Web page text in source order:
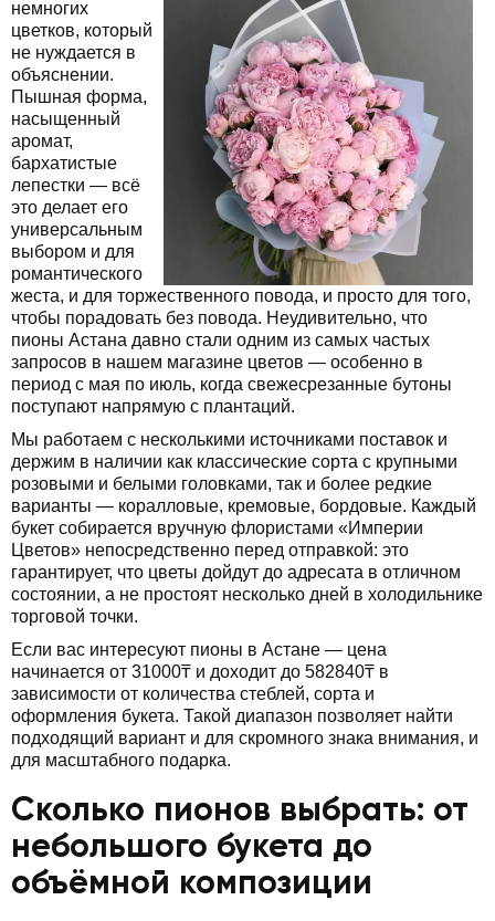
немногих
цветков, который
не нуждается в
объяснении.
Пышная форма,
насыщенный
аромат,
бархатистые
лепестки — всё
это делает его
универсальным
выбором и для
романтического
жеста, и для торжественного повода, и просто для того,
чтобы порадовать без повода. Неудивительно, что
пионы Астана давно стали одним из самых частых
запросов в нашем магазине цветов — особенно в
период с мая по июль, когда свежесрезанные бутоны
поступают напрямую с плантаций.
Мы работаем с несколькими источниками поставок и
держим в наличии как классические сорта с крупными
розовыми и белыми головками, так и более редкие
варианты — коралловые, кремовые, бордовые. Каждый
букет собирается вручную флористами «Империи
Цветов» непосредственно перед отправкой: это
гарантирует, что цветы дойдут до адресата в отличном
состоянии, а не простоят несколько дней в холодильнике
торговой точки.
Если вас интересуют пионы в Астане — цена
начинается от 31000₸ и доходит до 582840₸ в
зависимости от количества стеблей, сорта и
оформления букета. Такой диапазон позволяет найти
подходящий вариант и для скромного знака внимания, и
для масштабного подарка.
Сколько пионов выбрать: от
небольшого букета до
объёмной композиции